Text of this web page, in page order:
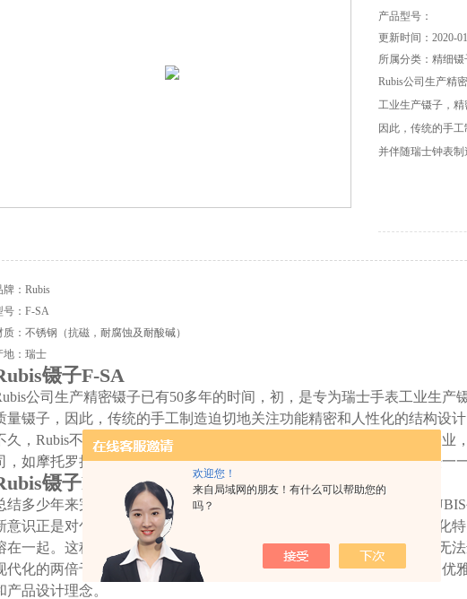
欢迎您！
来自局域网的朋友！有什么可以帮助您的
吗？
产品型号：
更新时间：2020-
所属分类：精细镊
Rubis公司生产精
工业生产镊子，精
因此，传统的手
并伴随瑞士钟表
牌：Rubis
号：F-SA
质：不锈钢（抗磁，耐腐蚀及耐酸碱）
地：瑞士
镊子F-SA
公司生产精密镊子已有50多年的时间，初，是专为瑞士手表工业生产
量镊子，因此，传统的手工制造迫切地关注功能精密和人性化的结构设
久，Rubis不仅作为钟表业镊子的供应商，而且，也在飞速发展的电子业
，如摩托罗拉，GE，西门子，东芝，惠普，NEC，IBM等等很多无法一
镊子F-SA
结多少年来完美的质量管理经验，作为产品发展的精髓，近年来，
意识正是对包豪斯理念新的诠释，为了生产出同时具备人性化和功能化
在一起。这种趋势赢得了世界认可和成功。但很快小规模的传统制造无
代化的两倍于原来规模的Rubis新工厂落成。新厂区集实用，现代，和优
产品设计理念。